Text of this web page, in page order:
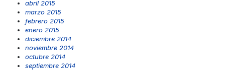
abril 2015
marzo 2015
febrero 2015
enero 2015
diciembre 2014
noviembre 2014
octubre 2014
septiembre 2014